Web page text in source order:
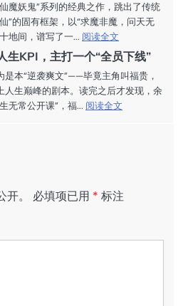
魔妖鬼”系列的经典之作，跳出了传统
”的固有框架，以“求魔非魔，问天无
地间，谱写了一... 阅读全文
生KPI，主打一个“全员下线”
本“逆袭爽文”——毕竟主角叫福贵，
人生巅峰的剧本。读完之后才发现，余
无常公开课”，福... 阅读全文
。 必填项已用 * 标注